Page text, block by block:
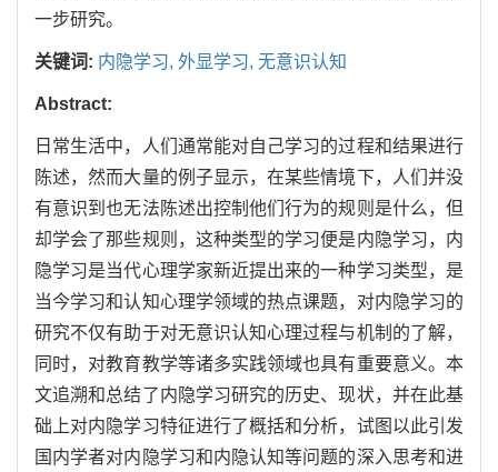
一步研究。
关键词: 内隐学习, 外显学习, 无意识认知
Abstract:
日常生活中，人们通常能对自己学习的过程和结果进行
陈述，然而大量的例子显示，在某些情境下，人们并没
有意识到也无法陈述出控制他们行为的规则是什么，但
却学会了那些规则，这种类型的学习便是内隐学习，内
隐学习是当代心理学家新近提出来的一种学习类型，是
当今学习和认知心理学领域的热点课题，对内隐学习的
研究不仅有助于对无意识认知心理过程与机制的了解，
同时，对教育教学等诸多实践领域也具有重要意义。本
文追溯和总结了内隐学习研究的历史、现状，并在此基
础上对内隐学习特征进行了概括和分析，试图以此引发
国内学者对内隐学习和内隐认知等问题的深入思考和进